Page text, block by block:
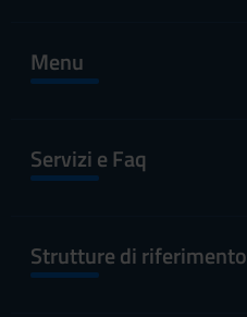
Menu
Servizi e Faq
Strutture di riferimento